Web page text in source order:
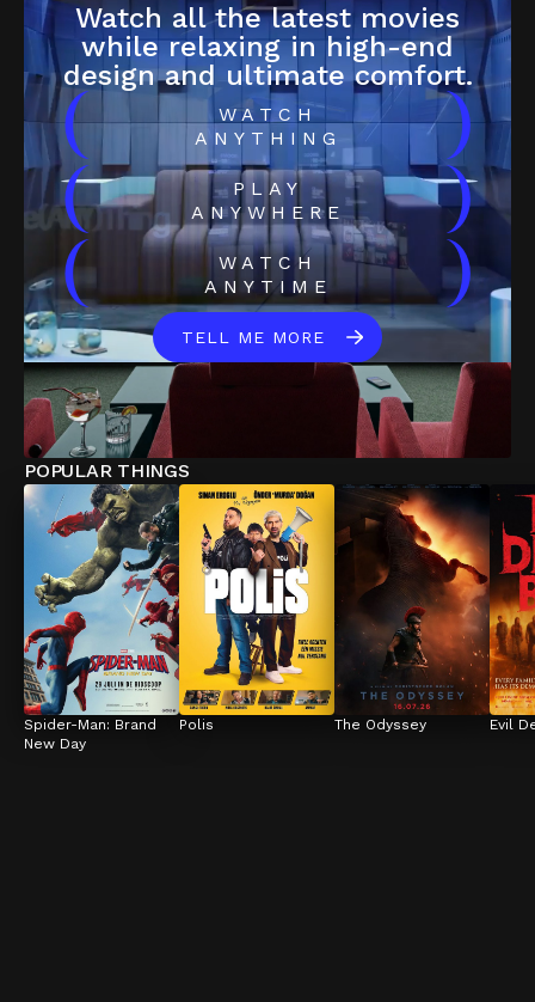
Watch all the latest movies
while relaxing in high-end
design and ultimate comfort.
(
WATCH
ANYTHING
)
(
PLAY
ANYWHERE
)
(
WATCH
ANYTIME
)
TELL ME MORE
POPULAR THINGS
Spider-Man: Brand
New Day
Polis The Odyssey Evil